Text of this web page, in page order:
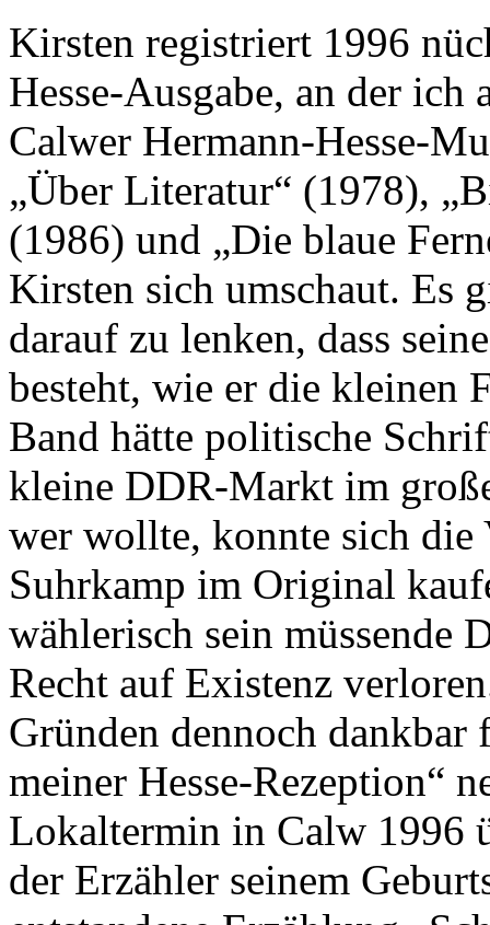
Kirsten registriert 1996
Hesse-Ausgabe, an der
Calwer Hermann-Hesse-
„Über Literatur“ (1978),
(1986) und „Die blaue
Kirsten sich umschaut. Es
darauf zu lenken, dass
besteht, wie er die kleinen
Band hätte politische
kleine DDR-Markt im
wer wollte, konnte sich
Suhrkamp im Original
wählerisch sein müssende
Recht auf Existenz
Gründen dennoch dankbar
meiner Hesse-Rezeption“
Lokaltermin in Calw 1996
der Erzähler seinem